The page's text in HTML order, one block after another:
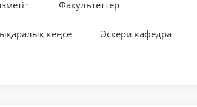
Факультеттер
кеңсе Әскери кафедра